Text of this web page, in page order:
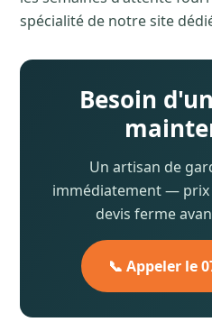
spécialité de notre site
Besoin
Un artisan de
immédiatement — prix
devis ferme
📞 Appeler le